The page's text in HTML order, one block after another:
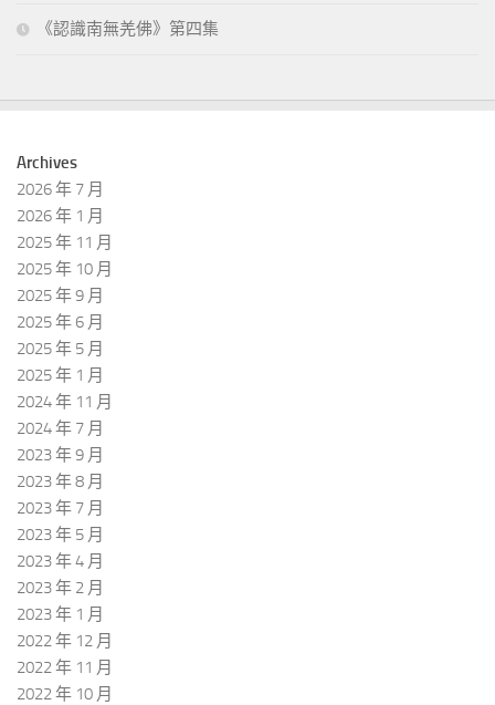
《認識南無羌佛》第四集
Archives
2026 年 7 月
2026 年 1 月
2025 年 11 月
2025 年 10 月
2025 年 9 月
2025 年 6 月
2025 年 5 月
2025 年 1 月
2024 年 11 月
2024 年 7 月
2023 年 9 月
2023 年 8 月
2023 年 7 月
2023 年 5 月
2023 年 4 月
2023 年 2 月
2023 年 1 月
2022 年 12 月
2022 年 11 月
2022 年 10 月